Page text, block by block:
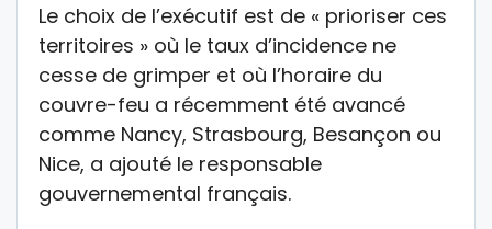
Le choix de l’exécutif est de « prioriser ces
territoires » où le taux d’incidence ne
cesse de grimper et où l’horaire du
couvre-feu a récemment été avancé
comme Nancy, Strasbourg, Besançon ou
Nice, a ajouté le responsable
gouvernemental français.